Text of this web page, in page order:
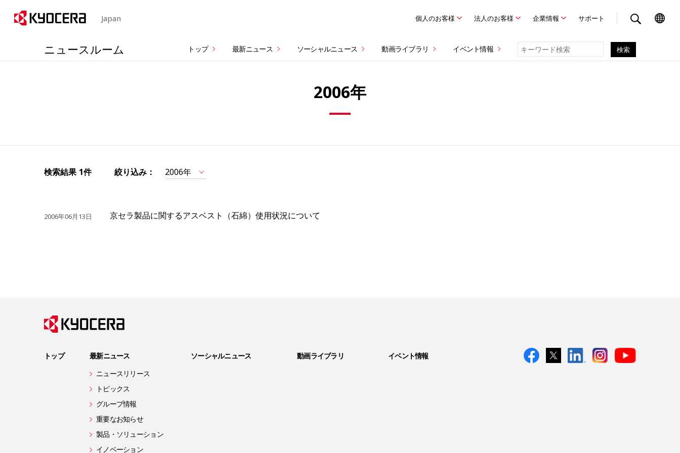
Japan 個人のお客様 法人のお客様 企業情報 サポート
ニュースルーム トップ 最新ニュース ソーシャルニュース 動画ライブラリ イベント情報
2006年
検索結果 1件 絞り込み： 2006年
2006年06月13日 京セラ製品に関するアスベスト（石綿）使用状況について
トップ
最新ニュース
ニュースリリース
トピックス
グループ情報
重要なお知らせ
製品・ソリューション
イノベーション
ソーシャルニュース 動画ライブラリ イベント情報